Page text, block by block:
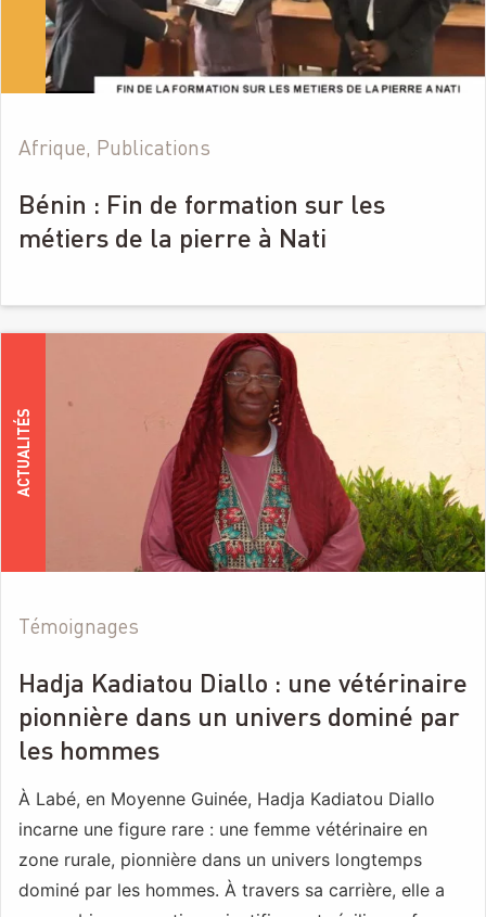
Afrique, Publications
Bénin : Fin de formation sur les
métiers de la pierre à Nati
ACTUALITÉS
Témoignages
Hadja Kadiatou Diallo : une vétérinaire
pionnière dans un univers dominé par
les hommes
À Labé, en Moyenne Guinée, Hadja Kadiatou Diallo
incarne une figure rare : une femme vétérinaire en
zone rurale, pionnière dans un univers longtemps
dominé par les hommes. À travers sa carrière, elle a